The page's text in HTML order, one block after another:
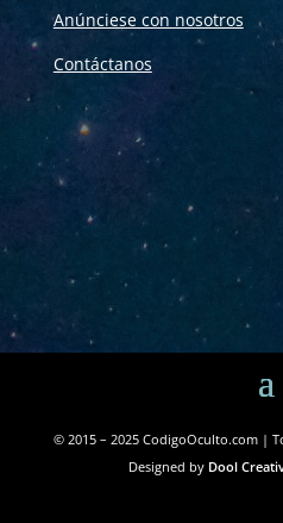
Anúnciese con nosotros
Contáctanos
© 2015 – 2025 CodigoOculto.com |
Designed by Dool